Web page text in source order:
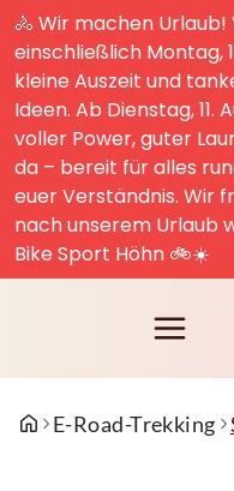
🚴 Wir machen Urlaub!
einschließlich Montag,
kleine Auszeit und
Ideen. Ab Dienstag, 11.
voller Power, guter
da – bereit für alles
euer Verständnis. Wir
nach unserem Urlaub
Bike Sport Höhn 🚲☀️
E-Road-Trekking